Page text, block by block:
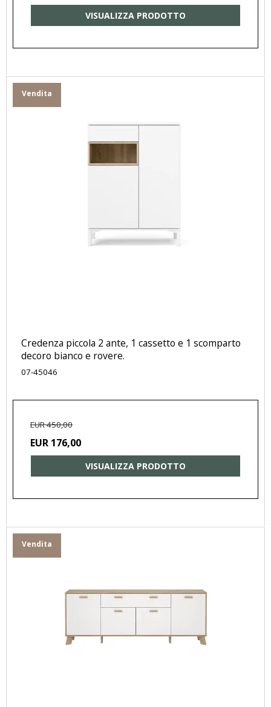
VISUALIZZA PRODOTTO
Vendita
Credenza piccola 2 ante, 1 cassetto e 1 scomparto
decoro bianco e rovere.
07-45046
EUR 450,00
EUR 176,00
VISUALIZZA PRODOTTO
Vendita